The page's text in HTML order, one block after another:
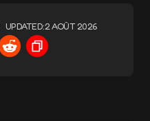
UPDATED:2 AOÛT 2026